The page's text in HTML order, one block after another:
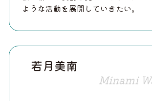
ような活動を展開していきたい。
若月美南
Minami